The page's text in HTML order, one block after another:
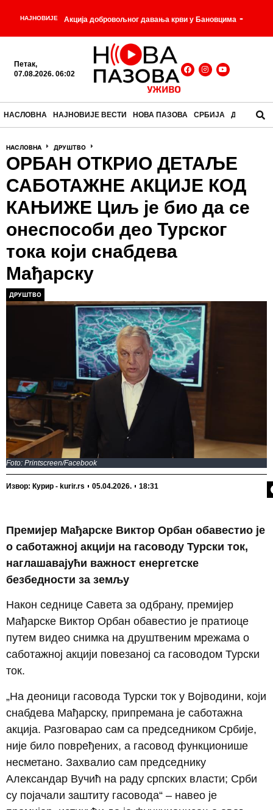
НАЈНОВИЈЕ Акција добровољног давања крви у Бановцима -
Фластер – Како је један муж покушао да реши
проблем у кухињи, а добио предмет који данас
-
-
Регистрована прва два случаја оболевања од
грознице Западног Нила ове године
мушкарац преминуо на базену на Кошутњаку -
Можда ипак нисмо сами? -
Петак,
07.08.2026. 06:02
НАСЛОВНА НАЈНОВИЈЕ ВЕСТИ НОВА ПАЗОВА СРБИЈА ДРУШТВО
НАСЛОВНА ДРУШТВО
ОРБАН ОТКРИО ДЕТАЉЕ
САБОТАЖНЕ АКЦИЈЕ КОД
КАЊИЖЕ Циљ је био да се
онеспособи део Турског
тока који снабдева
Мађарску
ДРУШТВО
Foto: Printscreen/Facebook
Извор: Курир - kurir.rs 05.04.2026. 18:31
Премијер Мађарске Виктор Орбан обавестио је
о саботажној акцији на гасоводу Турски ток,
наглашавајући важност енергетске
безбедности за земљу
Након седнице Савета за одбрану, премијер
Мађарске Виктор Орбан обавестио је пратиоце
путем видео снимка на друштвеним мрежама о
саботажној акцији повезаној са гасоводом Турски
ток.
„На деоници гасовода Турски ток у Војводини, који
снабдева Мађарску, припремана је саботажна
акција. Разговарао сам са председником Србије,
није било повређених, а гасовод функционише
несметано. Захвалио сам председнику
Александар Вучић на раду српских власти; Срби
су појачали заштиту гасовода“ – навео је